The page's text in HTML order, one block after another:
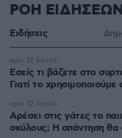
ΡΟΗ
Ειδήσεις
Εσείς τι βάζετε στο
Γιατί το
πριν 12 λεπτά
Αρέσει στις γάτες το
σκύλους; Η απάντηση θα
πριν 12 λεπτά